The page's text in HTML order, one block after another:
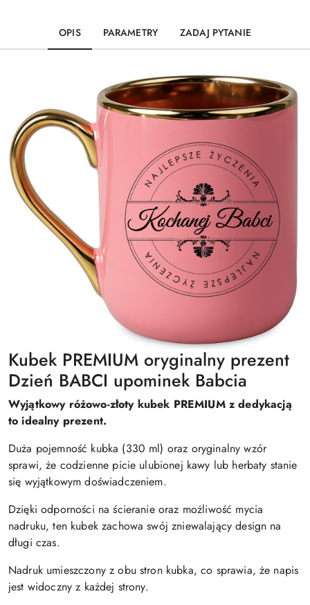
OPIS PARAMETRY ZADAJ PYTANIE
Kubek PREMIUM oryginalny prezent
Dzień BABCI upominek Babcia
Wyjątkowy różowo-złoty kubek PREMIUM z dedykacją
to idealny prezent.
Duża pojemność kubka (330 ml) oraz oryginalny wzór
sprawi, że codzienne picie ulubionej kawy lub herbaty stanie
się wyjątkowym doświadczeniem.
Dzięki odporności na ścieranie oraz możliwość mycia
nadruku, ten kubek zachowa swój zniewalający design na
długi czas.
Nadruk umieszczony z obu stron kubka, co sprawia, że napis
jest widoczny z każdej strony.